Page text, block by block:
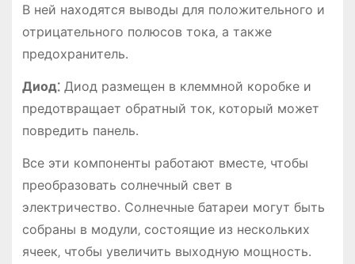
В ней находятся выводы для положительного и
отрицательного полюсов тока‚ а также
предохранитель․
Диод⁚Диод размещен в клеммной коробке и
предотвращает обратный ток‚ который может
повредить панель․
Все эти компоненты работают вместе‚ чтобы
преобразовать солнечный свет в
электричество․ Солнечные батареи могут быть
собраны в модули‚ состоящие из нескольких
ячеек‚ чтобы увеличить выходную мощность․